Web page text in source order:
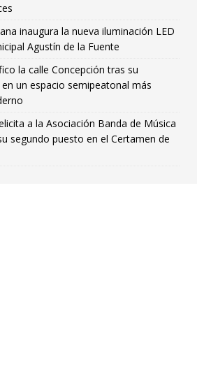
inaugura la nueva iluminación LED
Agustín de la Fuente
la calle Concepción tras su
un espacio semipeatonal más
a la Asociación Banda de Música
segundo puesto en el Certamen de